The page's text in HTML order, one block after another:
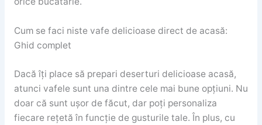
Cum se faci niste vafe delicioase direct de acasă:
Ghid complet
Dacă îți place să prepari deserturi delicioase acasă,
atunci vafele sunt una dintre cele mai bune opțiuni. Nu
doar că sunt ușor de făcut, dar poți personaliza
fiecare rețetă în funcție de gusturile tale. În plus, cu